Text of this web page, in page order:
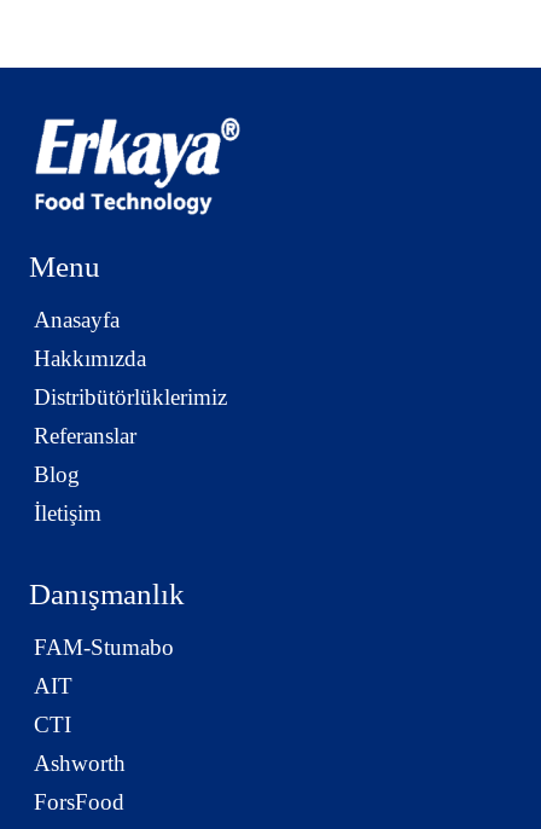
Menu
Anasayfa
Hakkımızda
Distribütörlüklerimiz
Referanslar
Blog
İletişim
Danışmanlık
FAM-Stumabo
AIT
CTI
Ashworth
ForsFood